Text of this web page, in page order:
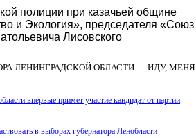
полиции при казачьей общине
и Экология», председателя «Союз
Лисовского
ЛЕНИНГРАДСКОЙ ОБЛАСТИ — ИДУ, МЕНЯ
впервые примет участие кандидат от партии
в выборах губернатора Ленобласти